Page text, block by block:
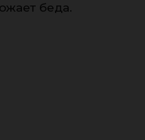
беда.